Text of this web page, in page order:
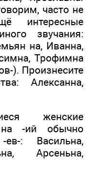
часто не
интересные
звучания:
на, Иванна,
Трофимна
). Произнесите
Алексанна,
женские
-ий обычно
: Васильна,
Арсеньна,